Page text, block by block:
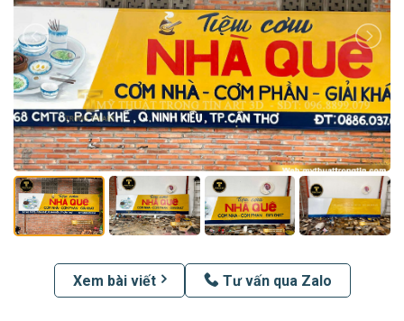
Xem bài viết Tư vấn qua Zalo